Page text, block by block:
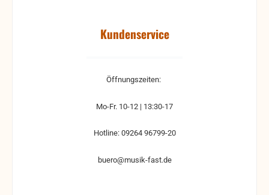
Kundenservice
Öffnungszeiten:
Mo-Fr. 10-12 | 13:30-17
Hotline: 09264 96799-20
buero@musik-fast.de